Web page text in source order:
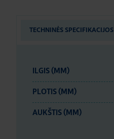
TECHNINĖS SPECIFIKACIJOS
ILGIS (MM)
PLOTIS (MM)
AUKŠTIS (MM)